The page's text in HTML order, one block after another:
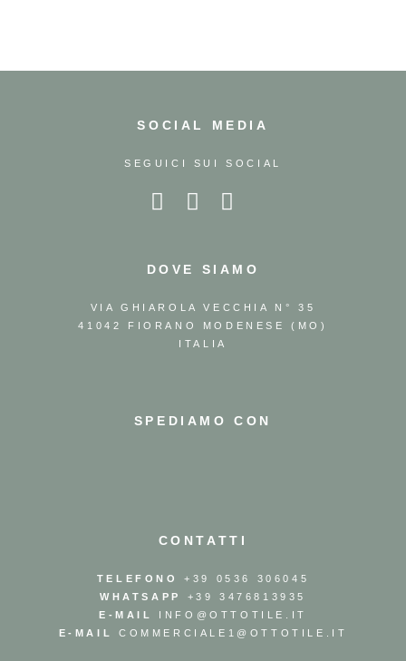
SOCIAL MEDIA
SEGUICI SUI SOCIAL
DOVE SIAMO
VIA GHIAROLA VECCHIA N° 35
41042 FIORANO MODENESE (MO)
ITALIA
SPEDIAMO CON
CONTATTI
TELEFONO
+39 0536 306045
WHATSAPP
+39 3476813935
E-MAIL
INFO@OTTOTILE.IT
E-MAIL
COMMERCIALE1@OTTOTILE.IT